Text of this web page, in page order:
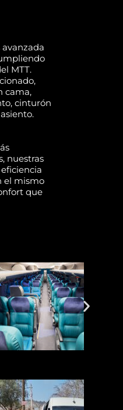
MTT.
cama,
cinturón
nuestras
el mismo
que